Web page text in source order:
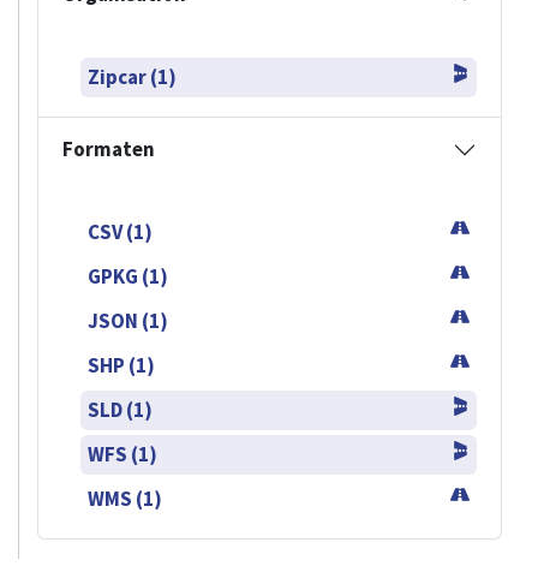
Zipcar (1)
Formaten
CSV (1)
GPKG (1)
JSON (1)
SHP (1)
SLD (1)
WFS (1)
WMS (1)